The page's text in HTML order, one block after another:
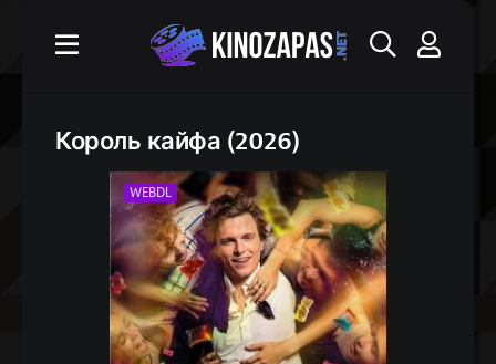
Король кайфа (2026)
WEBDL